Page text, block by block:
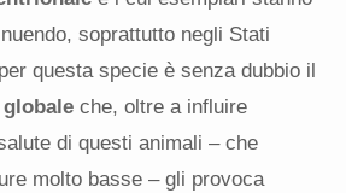
soprattutto negli Stati
questa specie è senza dubbio il
che, oltre a influire
di questi animali – che
molto basse – gli provoca